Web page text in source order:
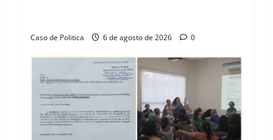
Caso de Politica 6 de agosto de 2026 0